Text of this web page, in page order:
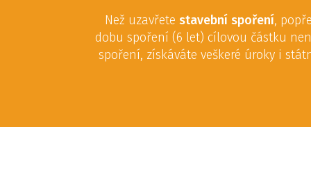
Než uzavřete stavební spoření,
dobu spoření (6 let) cílovou částku
spoření, získáváte veškeré úroky i